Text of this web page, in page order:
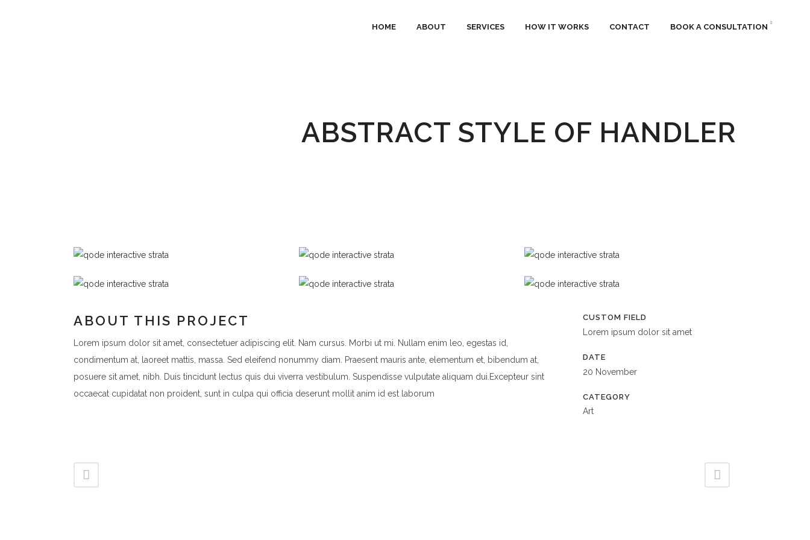
HOME ABOUT SERVICES HOW IT WORKS CONTACT BOOK A CONSULTATION
ABSTRACT STYLE OF HANDLER
ABOUT THIS PROJECT
Lorem ipsum dolor sit amet, consectetuer adipiscing elit. Nam cursus. Morbi ut mi. Nullam enim leo, egestas id,
condimentum at, laoreet mattis, massa. Sed eleifend nonummy diam. Praesent mauris ante, elementum et, bibendum at,
posuere sit amet, nibh. Duis tincidunt lectus quis dui viverra vestibulum. Suspendisse vulputate aliquam dui.Excepteur sint
occaecat cupidatat non proident, sunt in culpa qui officia deserunt mollit anim id est laborum
CUSTOM FIELD
Lorem ipsum dolor sit amet
DATE
20 November
CATEGORY
Art